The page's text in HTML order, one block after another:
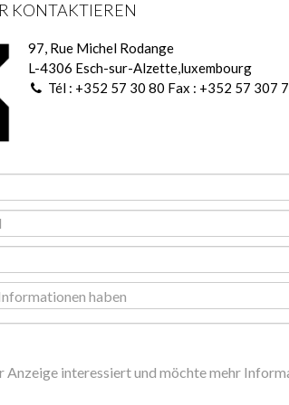
KONTAKTIEREN
97, Rue Michel Rodange
L-4306 Esch-sur-Alzette,luxembourg
Tél : +352 57 30 80 Fax : +352 57 307 7